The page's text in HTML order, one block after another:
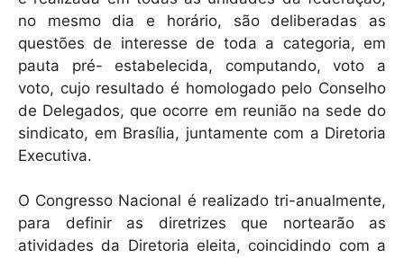
no mesmo dia e horário, são deliberadas as
questões de interesse de toda a categoria, em
pauta pré- estabelecida, computando, voto a
voto, cujo resultado é homologado pelo Conselho
de Delegados, que ocorre em reunião na sede do
sindicato, em Brasília, juntamente com a Diretoria
Executiva.
O Congresso Nacional é realizado tri-anualmente,
para definir as diretrizes que nortearão as
atividades da Diretoria eleita, coincidindo com a